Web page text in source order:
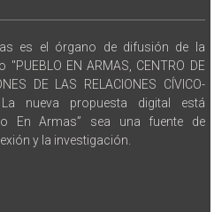
es el órgano de difusión de la
EN ARMAS, CENTRO DE
DE LAS RELACIONES CÍVICO-
La nueva propuesta digital está
En Armas” sea una fuente de
y la investigación.